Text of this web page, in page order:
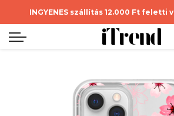
INGYENES szállítás 12.000 Ft feletti